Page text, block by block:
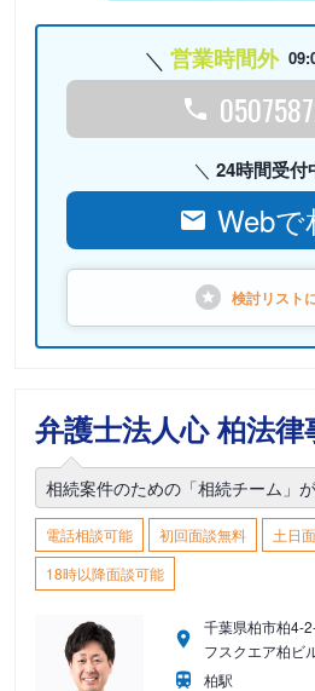
営業時間外
24時間受付
Webで
検討リスト
弁護士法人心 柏法律
相続案件のための「相続チーム」
電話相談可能 初回面談無料
土日
18時以降面談可能
千葉県柏市柏4-
フスクエア柏ビ
柏駅